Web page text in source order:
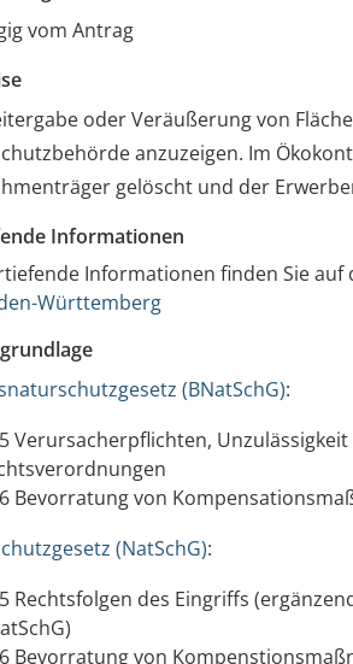
vom Antrag
oder Veräußerung von
anzuzeigen. Im
gelöscht und der
Informationen
Informationen finden Sie
Württemberg
(BNatSchG):
Verursacherpflichten,
Bevorratung von
(NatSchG):
Rechtsfolgen des Eingriffs
Bevorratung von